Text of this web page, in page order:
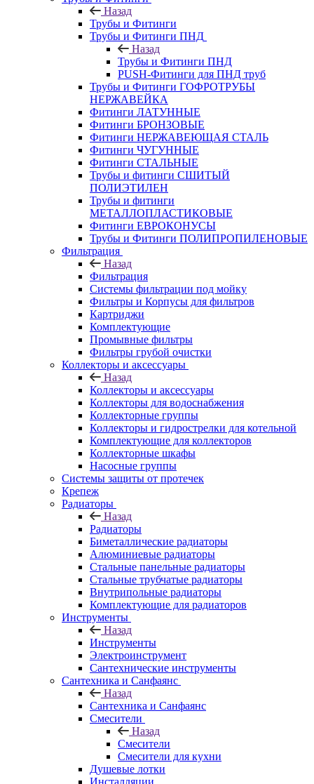
Назад
Трубы и Фитинги
Трубы и Фитинги ПНД
Назад
Трубы и Фитинги ПНД
PUSH-Фитинги для ПНД труб
Трубы и Фитинги ГОФРОТРУБЫ
НЕРЖАВЕЙКА
Фитинги ЛАТУННЫЕ
Фитинги БРОНЗОВЫЕ
Фитинги НЕРЖАВЕЮЩАЯ СТАЛЬ
Фитинги ЧУГУННЫЕ
Фитинги СТАЛЬНЫЕ
Трубы и фитинги СШИТЫЙ
ПОЛИЭТИЛЕН
Трубы и фитинги
МЕТАЛЛОПЛАСТИКОВЫЕ
Фитинги ЕВРОКОНУСЫ
Трубы и Фитинги ПОЛИПРОПИЛЕНОВЫЕ
Фильтрация
Назад
Фильтрация
Системы фильтрации под мойку
Фильтры и Корпусы для фильтров
Картриджи
Комплектующие
Промывные фильтры
Фильтры грубой очистки
Коллекторы и аксессуары
Назад
Коллекторы и аксессуары
Коллекторы для водоснабжения
Коллекторные группы
Коллекторы и гидрострелки для котельной
Комплектующие для коллекторов
Коллекторные шкафы
Насосные группы
Системы защиты от протечек
Крепеж
Радиаторы
Назад
Радиаторы
Биметаллические радиаторы
Алюминиевые радиаторы
Стальные панельные радиаторы
Стальные трубчатые радиаторы
Внутрипольные радиаторы
Комплектующие для радиаторов
Инструменты
Назад
Инструменты
Электроинструмент
Сантехнические инструменты
Сантехника и Санфаянс
Назад
Сантехника и Санфаянс
Смесители
Назад
Смесители
Смесители для кухни
Душевые лотки
Инсталляции